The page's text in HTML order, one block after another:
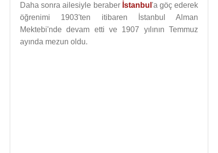
Daha sonra ailesiyle beraber İstanbul 'a göç ederek
öğrenimi 1903'ten itibaren İstanbul Alman
Mektebi'nde devam etti ve 1907 yılının Temmuz
ayında mezun oldu.